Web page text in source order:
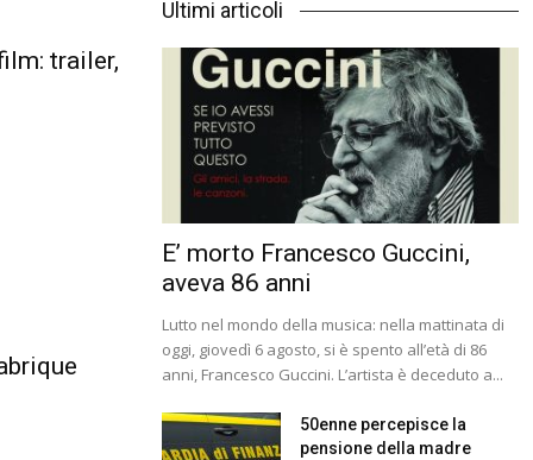
trailer,
Ultimi articoli
E’ morto Francesco Guccini,
aveva 86 anni
Lutto nel mondo della musica: nella mattinata di
oggi, giovedì 6 agosto, si è spento all’età di 86
anni, Francesco Guccini. L’artista è deceduto a...
50enne percepisce la
pensione della madre